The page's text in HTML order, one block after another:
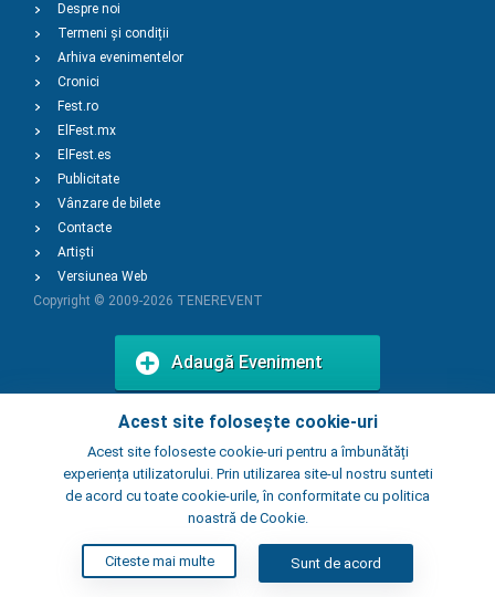
Acest site folosește cookie-uri
Acest site foloseste cookie-uri pentru a îmbunătăți
experiența utilizatorului. Prin utilizarea site-ul nostru sunteti
de acord cu toate cookie-urile, în conformitate cu politica
noastră de Cookie.
Citeste mai multe Sunt de acord
Despre noi
Termeni și condiții
Arhiva evenimentelor
Cronici
Fest.ro
ElFest.mx
ElFest.es
Publicitate
Vânzare de bilete
Contacte
Artiști
Versiunea Web
Copyright © 2009-2026 TENEREVENT
Adaugă Eveniment
Adaugă Local